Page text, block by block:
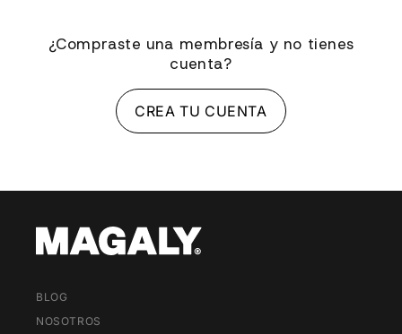
¿Compraste una membresía y no tienes
cuenta?
CREA TU CUENTA
BLOG
NOSOTROS